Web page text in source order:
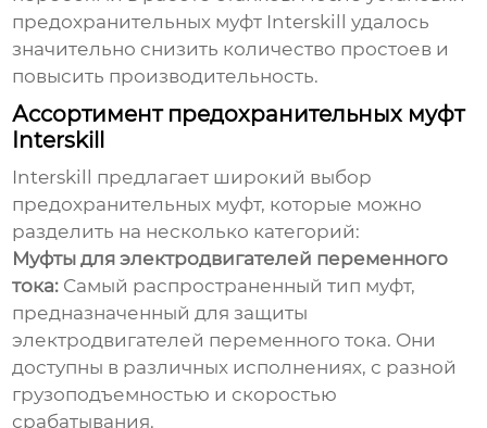
предохранительных муфт Interskill
удалось
значительно снизить количество простоев и
повысить производительность.
Ассортимент предохранительных муфт
Interskill
Interskill предлагает широкий выбор
предохранительных муфт, которые можно
разделить на несколько категорий:
Муфты для электродвигателей переменного
тока: Самый распространенный тип муфт,
предназначенный для защиты
электродвигателей переменного тока. Они
доступны в различных исполнениях, с разной
грузоподъемностью и скоростью
срабатывания.